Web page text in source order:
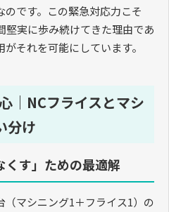
です。この緊急対応力こそ
堅実に歩み続けてきた理由であ
がそれを可能にしています。
｜NCフライスとマシ
分け
くす」ための最適解
（マシニング1＋フライス1）の